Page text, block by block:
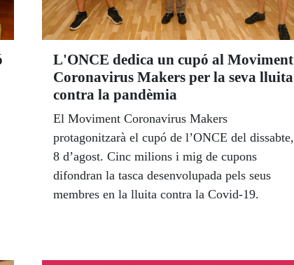
L'ONCE dedica un cupó al Moviment
Coronavirus Makers per la seva lluita
contra la pandèmia
El Moviment Coronavirus Makers
protagonitzarà el cupó de l’ONCE del dissabte,
8 d’agost. Cinc milions i mig de cupons
difondran la tasca desenvolupada pels seus
membres en la lluita contra la Covid-19.